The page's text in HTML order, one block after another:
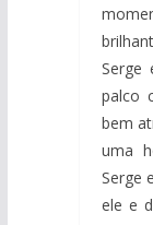
Serge
palco
bem
uma
Serge
ele e